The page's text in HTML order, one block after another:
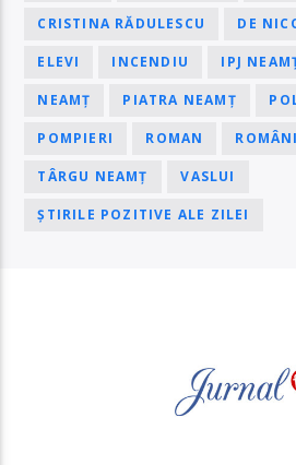
CRISTINA RĂDULESCU DE
ELEVI INCENDIU IPJ
NEAMȚ PIATRA NEAMȚ
POMPIERI ROMAN
TÂRGU NEAMȚ VASLUI
ȘTIRILE POZITIVE ALE ZILEI